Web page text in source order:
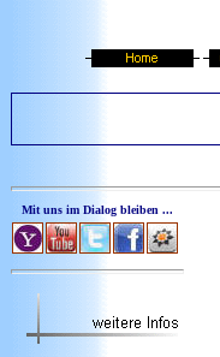
Mit uns im Dialog bleiben ...